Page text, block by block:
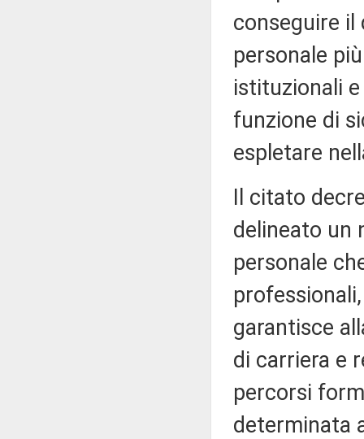
conseguire il
personale
istituzionali
funzione di
espletare
Il citato
delineato un
personale
garantisce
di carriera e
percorsi
determinata